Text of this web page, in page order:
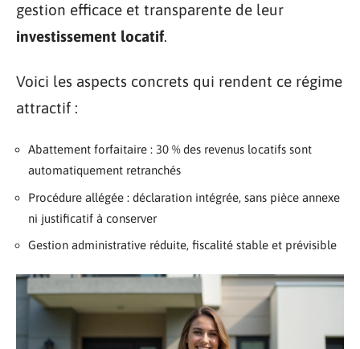
gestion efficace et transparente de leur
investissement locatif.
Voici les aspects concrets qui rendent ce régime
attractif :
Abattement forfaitaire : 30 % des revenus locatifs sont
automatiquement retranchés
Procédure allégée : déclaration intégrée, sans pièce annexe
ni justificatif à conserver
Gestion administrative réduite, fiscalité stable et prévisible